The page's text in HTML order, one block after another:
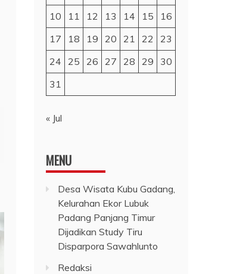
10
11 12 13 14 15
16
17
18 19 20 21 22
23
24
25 26 27 28 29
30
31
« Jul
MENU
Desa Wisata Kubu Gadang,
Kelurahan Ekor Lubuk
Padang Panjang Timur
Dijadikan Study Tiru
Disparpora Sawahlunto
Redaksi